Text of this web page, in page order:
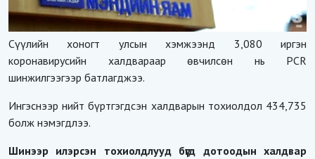
Сүүлийн хоногт улсын хэмжээнд 3,080 иргэн
коронавирусийн халдвараар өвчилсөн нь PCR
шинжилгээгээр батлагджээ.
Ингэснээр нийт бүртгэгдсэн халдварын тохиолдол 434,735
болж нэмэгдлээ.
Шинээр илэрсэн тохиолдлууд бүгд дотоодын халдвар